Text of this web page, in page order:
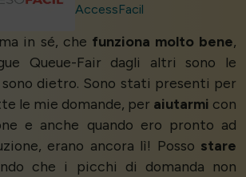
AccessFacil
in sé, che funziona molto bene,
Queue-Fair dagli altri sono le
dietro. Sono stati presenti per
le mie domande, per aiutarmi con
e anche quando ero pronto ad
erano ancora lì! Posso stare
che i picchi di domanda non